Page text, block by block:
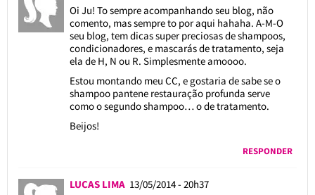
Oi Ju! To sempre acompanhando seu blog, não
comento, mas sempre to por aqui hahaha. A-M-O
seu blog, tem dicas super preciosas de shampoos,
condicionadores, e mascarás de tratamento, seja
ela de H, N ou R. Simplesmente amoooo.
Estou montando meu CC, e gostaria de sabe se o
shampoo pantene restauração profunda serve
como o segundo shampoo… o de tratamento.
Beijos!
RESPONDER
LUCAS LIMA 13/05/2014 - 20h37